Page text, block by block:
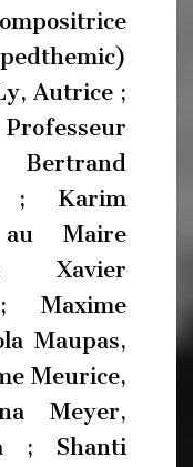
Autrice ;
; Karim
Maire
; Xavier
Maxime
Maupas,
Meurice,
Meyer,
; Shanti